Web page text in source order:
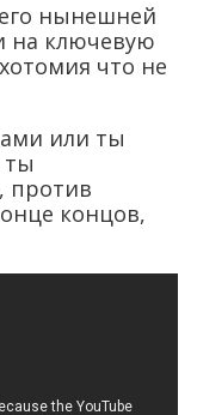
нынешней
на ключевую
что не
или ты
ты
против
концов,